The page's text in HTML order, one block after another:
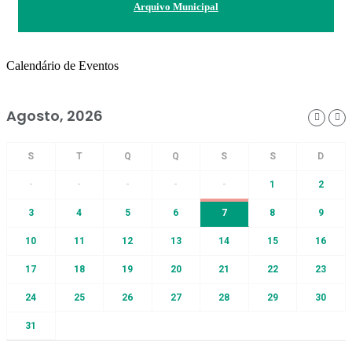
Arquivo Municipal
Calendário de Eventos
Agosto, 2026
- - - - - 1 2
3 4 5 6 7 8 9
10 11 12 13 14 15 16
17 18 19 20 21 22 23
24 25 26 27 28 29 30
31